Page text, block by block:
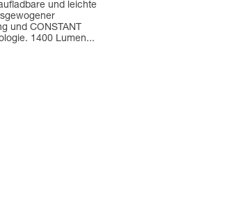
und leichte
und CONSTANT
1400 Lumen...